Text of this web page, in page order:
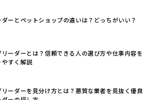
で掲載が許可されるサイトが多く、実
ダーの姿勢が見えにくい点も課題で
は、ブリーダーが記載する情報が主で
々のケアの状況がわからないため、営
ーダー」が含まれるリスクが高まりま
、ワンちゃんを大切にする「優良ブリ
るために、法令を超えた独自の基準を
念や飼育環境の厳格なチェックを行っ
うした処置が禁止されている一方で、
る場合があります。
福祉を優先し、ワンちゃんの自然な姿
・断耳を行いません。
ーダーでは「見た目が良く売れやすい」
耳を行うことがあり、中には麻酔なし
受けられます。
い」詳細はこちら
リスクや育て方のポイントを理解し、
ダーとペットショップの違いは？どっちがいい？
リーダーとは？信頼できる人の選び方や仕事内容を
やすく解説
リーダーを見分け方とは？悪質な業者を見抜く優良